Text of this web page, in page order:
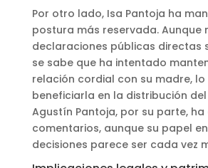
Por otro lado, Isa Pantoja ha
postura más reservada. Aunque
declaraciones públicas directas
se sabe que ha intentado
relación cordial con su madre,
beneficiarla en la distribución
Agustín Pantoja, por su parte,
comentarios, aunque su papel
decisiones parece ser cada vez